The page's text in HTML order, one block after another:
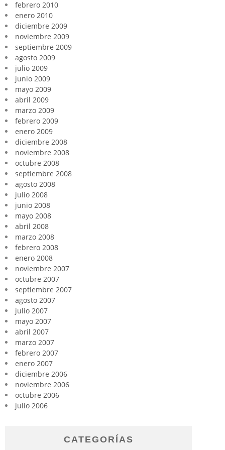
febrero 2010
enero 2010
diciembre 2009
noviembre 2009
septiembre 2009
agosto 2009
julio 2009
junio 2009
mayo 2009
abril 2009
marzo 2009
febrero 2009
enero 2009
diciembre 2008
noviembre 2008
octubre 2008
septiembre 2008
agosto 2008
julio 2008
junio 2008
mayo 2008
abril 2008
marzo 2008
febrero 2008
enero 2008
noviembre 2007
octubre 2007
septiembre 2007
agosto 2007
julio 2007
mayo 2007
abril 2007
marzo 2007
febrero 2007
enero 2007
diciembre 2006
noviembre 2006
octubre 2006
julio 2006
CATEGORÍAS